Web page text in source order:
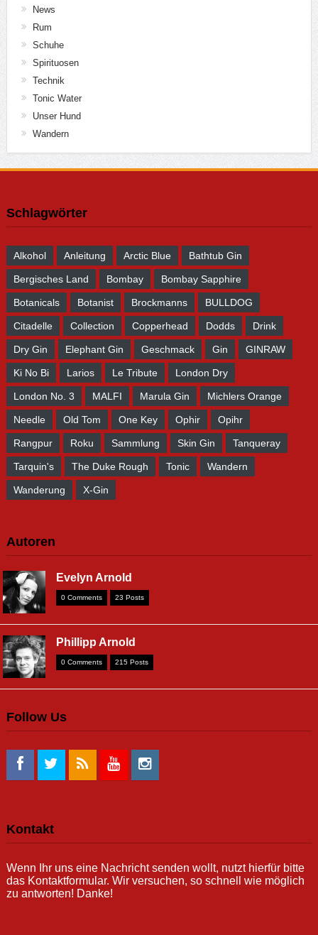
News
Rum
Schuhe
Spirituosen
Technik
Tonic Water
Unser Hund
Wandern
Schlagwörter
Alkohol Anleitung Arctic Blue Bathtub Gin
Bergisches Land Bombay Bombay Sapphire
Botanicals Botanist Brockmanns BULLDOG
Citadelle Collection Copperhead Dodds Drink
Dry Gin Elephant Gin Geschmack Gin GINRAW
Ki No Bi Larios Le Tribute London Dry
London No. 3 MALFI Marula Gin Michlers Orange
Needle Old Tom One Key Ophir Opihr
Rangpur Roku Sammlung Skin Gin Tanqueray
Tarquin's The Duke Rough Tonic Wandern
Wanderung X-Gin
Autoren
Evelyn Arnold
0 Comments 23 Posts
Phillipp Arnold
0 Comments 215 Posts
Follow Us
Kontakt
Wenn Ihr uns eine Nachricht senden wollt, nutzt hierfür bitte
das Kontaktformular. Wir versuchen, so schnell wie möglich
zu antworten! Danke!